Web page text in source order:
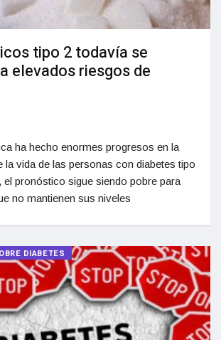
tipo 2 todavía se
elevados riesgos de
ha hecho enormes progresos en la
la vida de las personas con diabetes tipo
el pronóstico sigue siendo pobre para
no mantienen sus niveles
DIABETES